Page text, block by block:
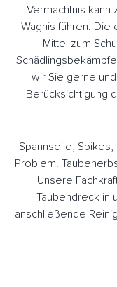
Vermächtnis kann
Wagnis führen. Die
Mittel zum
wir Sie gerne
Berücksichtigung
Spannseile,
Problem.
Unsere
Taubendreck in
anschließende